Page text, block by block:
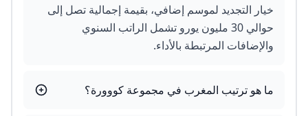
خيار التجديد لموسم إضافي، بقيمة إجمالية تصل إلى
حوالي 30 مليون يورو تشمل الراتب السنوي
والإضافات المرتبطة بالأداء.
ما هو ترتيب المغرب في مجموعة كووورة؟